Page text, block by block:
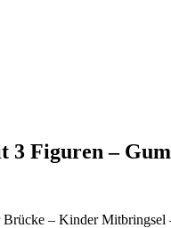
3 Figuren –
– Kinder Mitbringsel